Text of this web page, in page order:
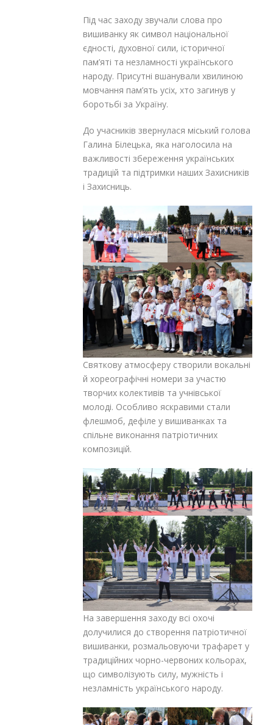
Під час заходу звучали слова про
вишиванку як символ національної
єдності, духовної сили, історичної
пам’яті та незламності українського
народу. Присутні вшанували хвилиною
мовчання пам’ять усіх, хто загинув у
боротьбі за Україну.
До учасників звернулася міський голова
Галина Білецька, яка наголосила на
важливості збереження українських
традицій та підтримки наших Захисників
і Захисниць.
Святкову атмосферу створили вокальні
й хореографічні номери за участю
творчих колективів та учнівської
молоді. Особливо яскравими стали
флешмоб, дефіле у вишиванках та
спільне виконання патріотичних
композицій.
На завершення заходу всі охочі
долучилися до створення патріотичної
вишиванки, розмальовуючи трафарет у
традиційних чорно-червоних кольорах,
що символізують силу, мужність і
незламність українського народу.